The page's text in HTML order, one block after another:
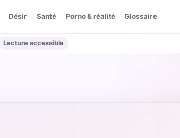
Désir Santé Porno & réalité Glossaire
Lecture accessible